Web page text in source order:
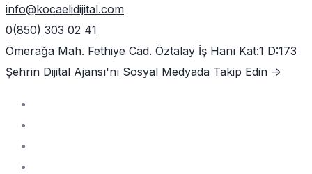
info@kocaelidijital.com
0(850) 303 02 41
Ömerağa Mah. Fethiye Cad. Öztalay İş Hanı Kat:1 D:173
Şehrin Dijital Ajansı'nı Sosyal Medyada Takip Edin ->